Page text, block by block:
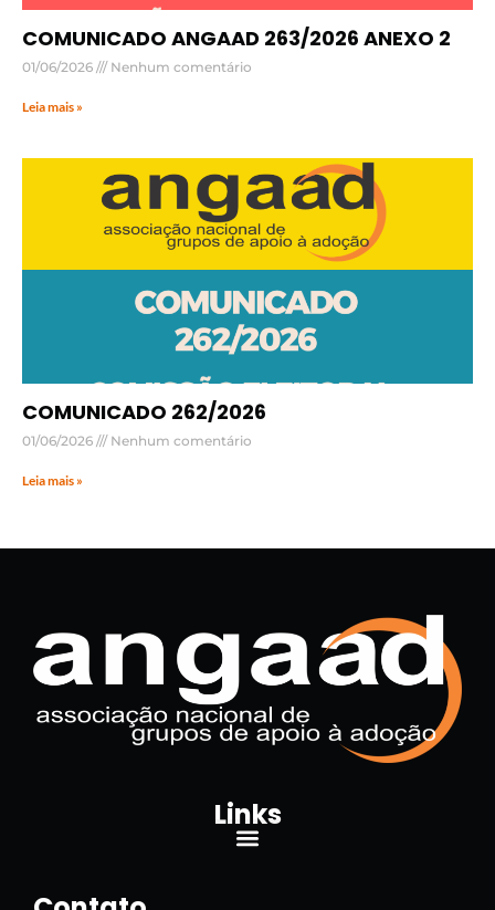
COMUNICADO ANGAAD 263/2026 ANEXO 2
01/06/2026 Nenhum comentário
Leia mais »
COMUNICADO 262/2026
01/06/2026 Nenhum comentário
Leia mais »
Links